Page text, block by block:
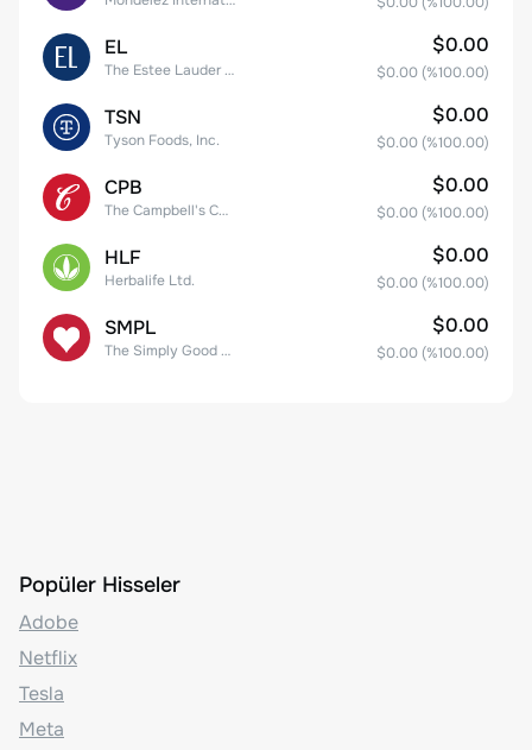
EL
The Estee Lauder Companies Inc. Class A
$0.00
$0.00 (%100.00)
TSN
Tyson Foods, Inc.
$0.00
$0.00 (%100.00)
CPB
The Campbell's Company Common Stock
$0.00
$0.00 (%100.00)
HLF
Herbalife Ltd.
$0.00
$0.00 (%100.00)
SMPL
The Simply Good Foods Company Common Stock
$0.00
$0.00 (%100.00)
Popüler Hisseler
Adobe
Netflix
Tesla
Meta